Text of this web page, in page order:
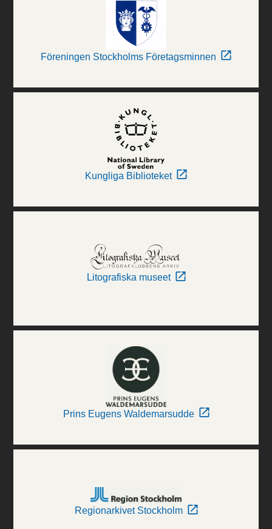
Föreningen Stockholms Företagsminnen
Kungliga Biblioteket
Litografiska museet
Prins Eugens Waldemarsudde
Regionarkivet Stockholm